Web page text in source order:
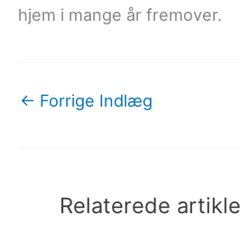
hjem i mange år fremover.
← Forrige Indlæg
Relaterede